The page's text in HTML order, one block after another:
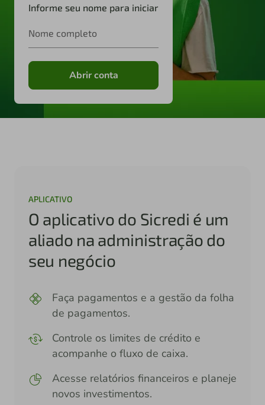
Informe seu nome para iniciar
Nome completo
Abrir conta
APLICATIVO
O aplicativo do Sicredi é um
aliado na administração do
seu negócio
Faça pagamentos e a gestão da folha
de pagamentos.
Controle os limites de crédito e
acompanhe o fluxo de caixa.
Acesse relatórios financeiros e planeje
novos investimentos.